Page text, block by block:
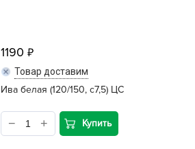
1190
Товар доставим
Ива белая (120/150, c7,5) ЦС
Купить